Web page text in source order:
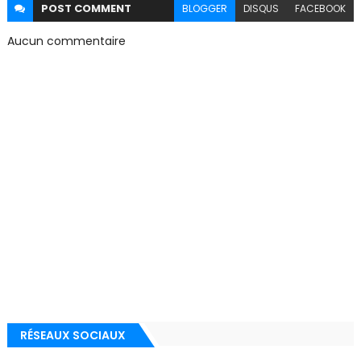
POST COMMENT BLOGGER DISQUS FACEBOOK
Aucun commentaire
RÉSEAUX SOCIAUX